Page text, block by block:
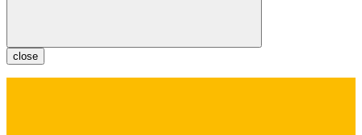
close